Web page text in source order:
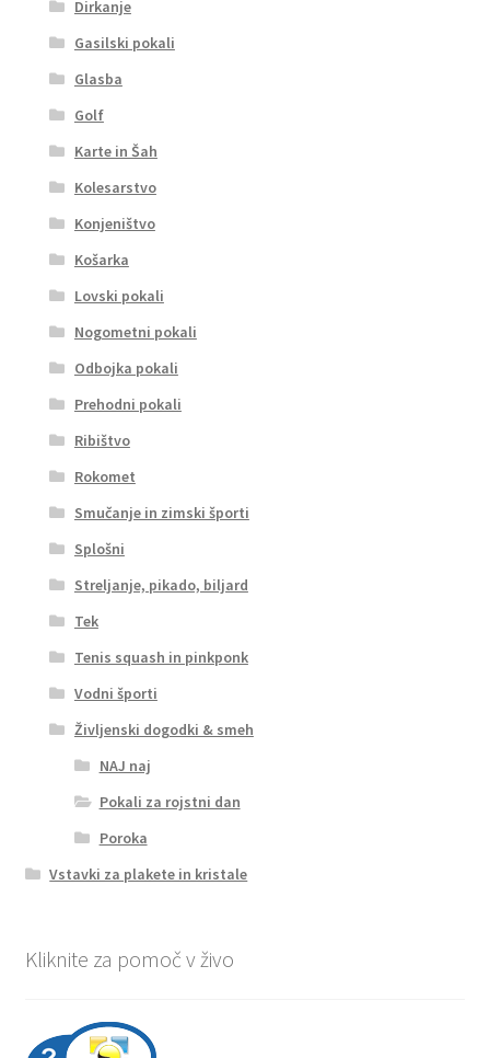
Dirkanje
Gasilski pokali
Glasba
Golf
Karte in Šah
Kolesarstvo
Konjeništvo
Košarka
Lovski pokali
Nogometni pokali
Odbojka pokali
Prehodni pokali
Ribištvo
Rokomet
Smučanje in zimski športi
Splošni
Streljanje, pikado, biljard
Tek
Tenis squash in pinkponk
Vodni športi
Življenski dogodki & smeh
NAJ naj
Pokali za rojstni dan
Poroka
Vstavki za plakete in kristale
Kliknite za pomoč v živo